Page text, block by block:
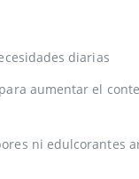
diarias
aumentar el
ni edulcorantes